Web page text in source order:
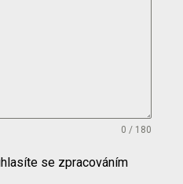
0 / 180
se zpracováním